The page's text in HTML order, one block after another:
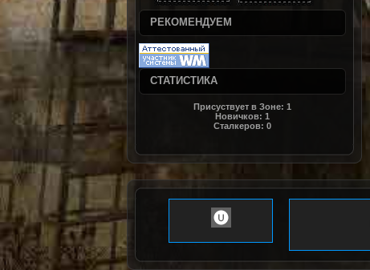
РЕКОМЕНДУЕМ
СТАТИСТИКА
Присуствует в Зоне: 1
Новичков: 1
Сталкеров: 0